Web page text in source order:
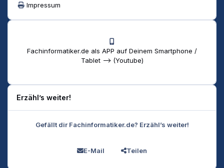
Impressum
Fachinformatiker.de als APP auf Deinem Smartphone /
Tablet --> (Youtube)
Erzähl’s weiter!
Gefällt dir Fachinformatiker.de? Erzähl’s weiter!
E-Mail Teilen